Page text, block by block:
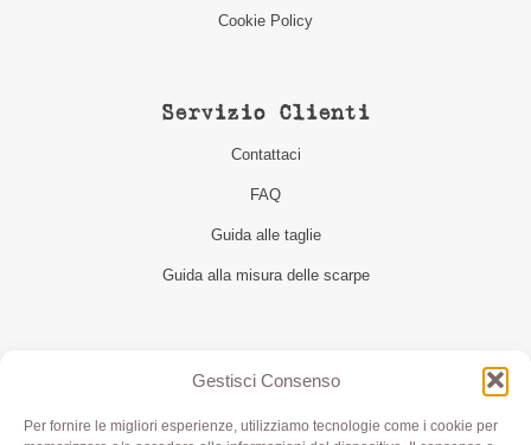
Gestisci Consenso
Per fornire le migliori esperienze, utilizziamo tecnologie come i cookie per
Cookie Policy
Servizio Clienti
Contattaci
FAQ
Guida alle taglie
Guida alla misura delle scarpe
Seguici